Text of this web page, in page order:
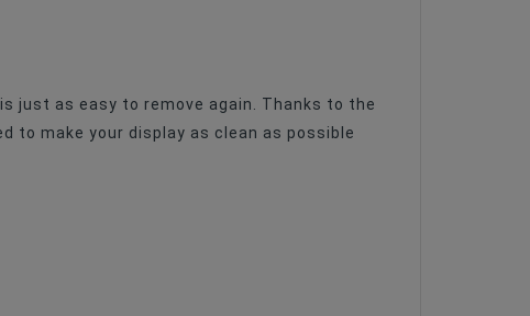
just as easy to remove again. Thanks to the
to make your display as clean as possible